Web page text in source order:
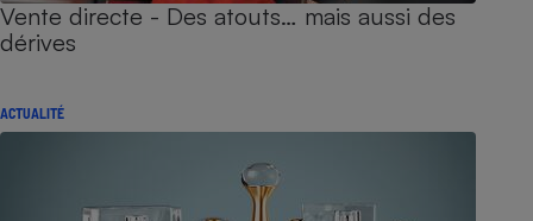
Vente directe - Des atouts… mais aussi des
dérives
ACTUALITÉ